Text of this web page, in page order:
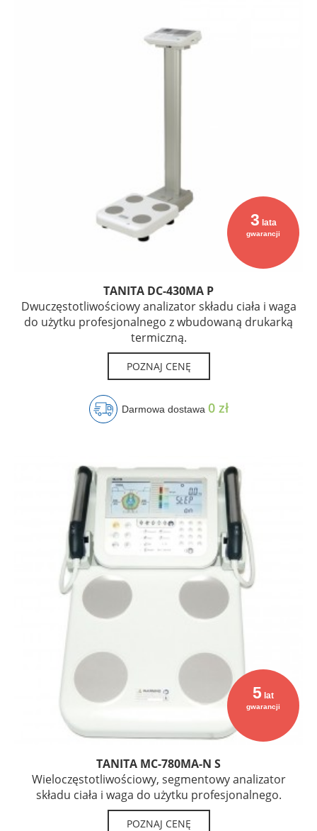
3 lata
gwarancji
TANITA DC-430MA P
Dwuczęstotliwościowy analizator składu ciała i waga
do użytku profesjonalnego z wbudowaną drukarką
termiczną.
POZNAJ CENĘ
Darmowa dostawa 0 zł
5 lat
gwarancji
TANITA MC-780MA-N S
Wieloczęstotliwościowy, segmentowy analizator
składu ciała i waga do użytku profesjonalnego.
POZNAJ CENĘ